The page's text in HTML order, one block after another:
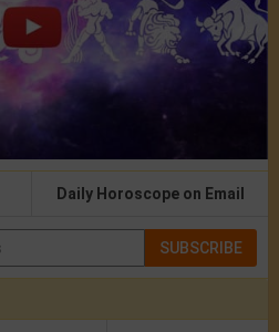
Daily Horoscope on Email
SUBSCRIBE